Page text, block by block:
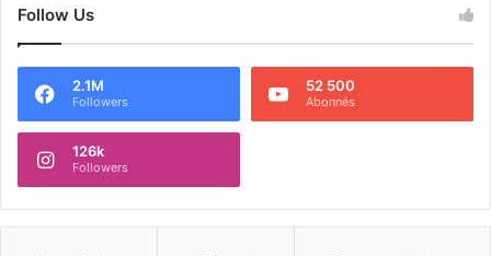
Follow Us
2.1M
Followers
52 500
Abonnés
126k
Followers